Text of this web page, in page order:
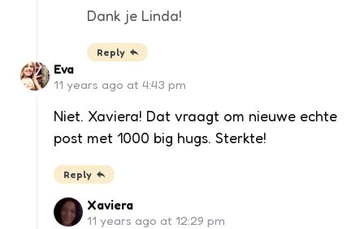
Dank je Linda!
Reply
Eva
11 years ago at 4:43 pm
Niet. Xaviera! Dat vraagt om nieuwe echte
post met 1000 big hugs. Sterkte!
Reply
Xaviera
11 years ago at 12:29 pm